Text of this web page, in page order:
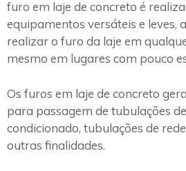
furo em laje de concreto é
equipamentos versáteis e leves,
realizar o furo da laje em
mesmo em lugares com pouco
Os furos em laje de concreto
para passagem de tubulações
condicionado, tubulações de
outras finalidades.